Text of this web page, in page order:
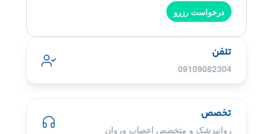
درخواست رزرو
تلفن
09109082304
تخصص
روانپزشک و متخصص اعصاب وروان